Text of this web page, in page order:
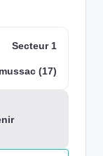
Secteur 1
(17)